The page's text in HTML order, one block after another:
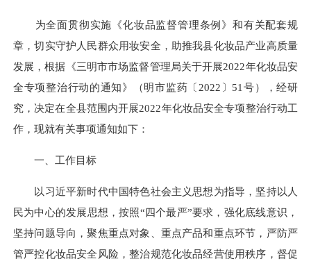
为全面贯彻实施《化妆品监督管理条例》和有关配套规
章，切实守护人民群众用妆安全，助推我县化妆品产业高质量
发展，根据《三明市市场监督管理局关于开展2022年化妆品安
全专项整治行动的通知》（明市监药〔2022〕51号），经研
究，决定在全县范围内开展2022年化妆品安全专项整治行动工
作，现就有关事项通知如下：
一、工作目标
以习近平新时代中国特色社会主义思想为指导，坚持以人
民为中心的发展思想，按照“四个最严”要求，强化底线意识，
坚持问题导向，聚焦重点对象、重点产品和重点环节，严防严
管严控化妆品安全风险，整治规范化妆品经营使用秩序，督促